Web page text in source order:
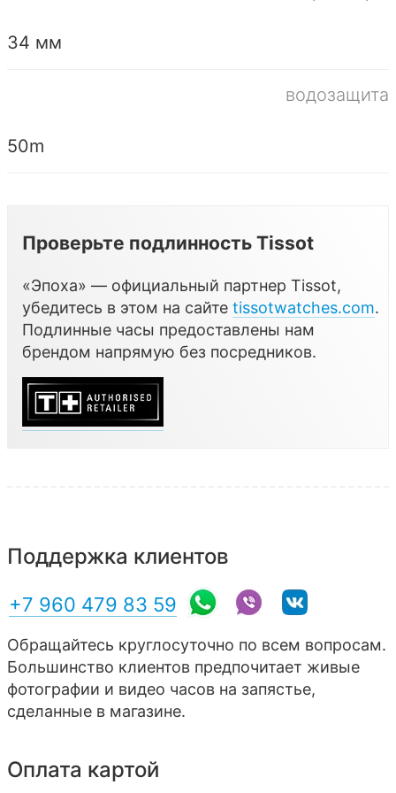
34 мм
водозащита
50m
Проверьте подлинность Tissot
«Эпоха» — официальный партнер Tissot,
убедитесь в этом на сайте tissotwatches.com.
Подлинные часы предоставлены нам
брендом напрямую без посредников.
Поддержка клиентов
+7 960 479 83 59
Обращайтесь круглосуточно по всем вопросам.
Большинство клиентов предпочитает живые
фотографии и видео часов на запястье,
сделанные в магазине.
Оплата картой